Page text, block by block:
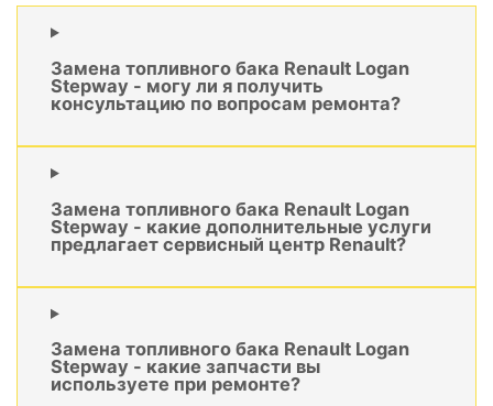
Замена топливного бака Renault Logan
Stepway - могу ли я получить
консультацию по вопросам ремонта?
Замена топливного бака Renault Logan
Stepway - какие дополнительные услуги
предлагает сервисный центр Renault?
Замена топливного бака Renault Logan
Stepway - какие запчасти вы
используете при ремонте?